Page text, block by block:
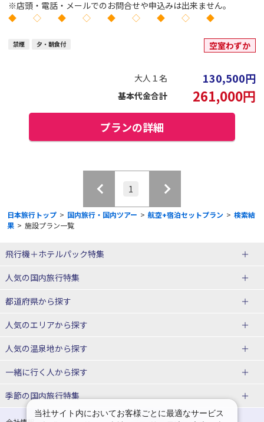
※店頭・電話・メールでのお問合せや申込みは出来ません。
◆ ◇ ◆ ◇ ◆ ◇ ◆ ◇ ◆
禁煙 夕・朝食付 空室わずか
大人１名 130,500円
基本代金合計 261,000円
プランの詳細
1
日本旅行トップ > 国内旅行・国内ツアー > 航空+宿泊セットプラン > 検索結
果 > 施設プラン一覧
飛行機＋ホテルパック特集
赤い風船ダイナミックパッケージ
ＪＡＬで行く飛行機+ホテルパック
人気の国内旅行特集
東京ディズニーリゾート®への旅
ユニバーサル・スタジオ・ジャパ
都道府県から探す
北海道旅行・ツアー
東北
青森旅行・ツアー
宮城旅行・ツアー
秋田旅行・ツアー
人気のエリアから探す
函館旅行
仙台旅行
人気の温泉地から探す
北海道
湯の川温泉(北海道)
十勝川温泉(北海道)
阿寒湖温泉(北海道)
一緒に行く人から探す
一人旅 国内版
カップル・夫婦旅行 国内版
女子旅 国内版
季節の国内旅行特集
桜・お花見特集 ゴールデンウィーク（GW）の国内
当社サイト内においてお客様ごとに最適なサービス